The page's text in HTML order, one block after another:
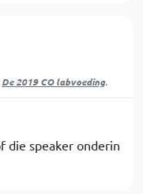
De 2019 CO labvoeding.
die speaker onderin